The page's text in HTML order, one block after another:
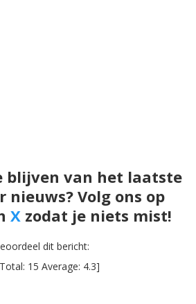
blijven van het laatste
nieuws? Volg ons op
X zodat je niets mist!
dit bericht:
15 Average: 4.3]